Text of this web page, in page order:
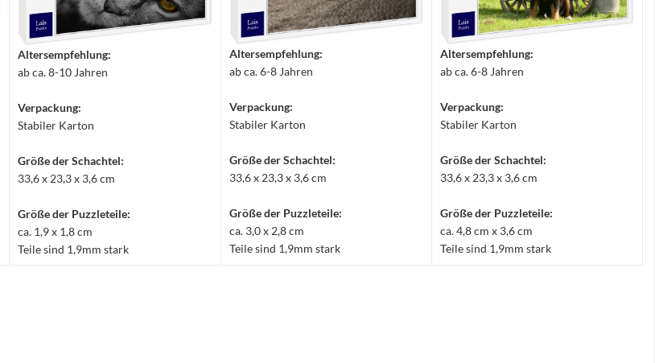
Altersempfehlung:
ab ca. 8-10 Jahren
Verpackung:
Stabiler Karton
Größe der Schachtel:
33,6 x 23,3 x 3,6 cm
Größe der Puzzleteile:
ca. 1,9 x 1,8 cm
Teile sind 1,9mm stark
Altersempfehlung:
ab ca. 6-8 Jahren
Verpackung:
Stabiler Karton
Größe der Schachtel:
33,6 x 23,3 x 3,6 cm
Größe der Puzzleteile:
ca. 3,0 x 2,8 cm
Teile sind 1,9mm stark
Altersempfehlung:
ab ca. 6-8 Jahren
Verpackung:
Stabiler Karton
Größe der Schachtel:
33,6 x 23,3 x 3,6 cm
Größe der Puzzleteile:
ca. 4,8 cm x 3,6 cm
Teile sind 1,9mm stark